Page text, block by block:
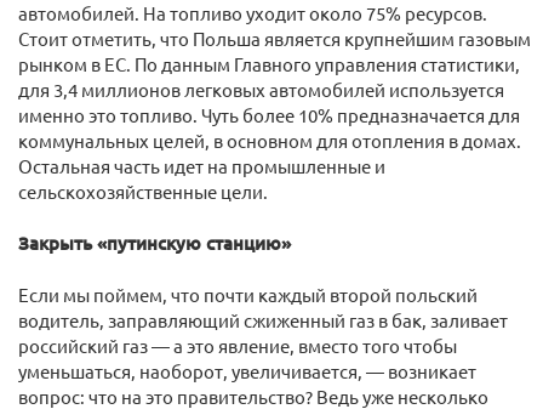
автомобилей. На топливо уходит около 75% ресурсов.
Стоит отметить, что Польша является крупнейшим газовым
рынком в ЕС. По данным Главного управления статистики,
для 3,4 миллионов легковых автомобилей используется
именно это топливо. Чуть более 10% предназначается для
коммунальных целей, в основном для отопления в домах.
Остальная часть идет на промышленные и
сельскохозяйственные цели.
Закрыть «путинскую станцию»
Если мы поймем, что почти каждый второй польский
водитель, заправляющий сжиженный газ в бак, заливает
российский газ — а это явление, вместо того чтобы
уменьшаться, наоборот, увеличивается, — возникает
вопрос: что на это правительство? Ведь уже несколько